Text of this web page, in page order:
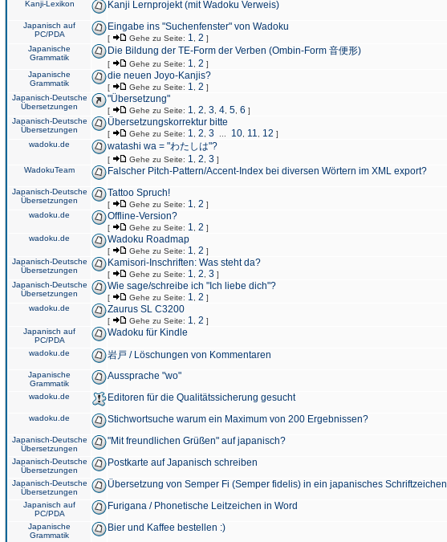
Kanji-Lexikon Kanji Lernprojekt (mit Wadoku Verweis)
Japanisch auf
PC/PDA
Eingabe ins "Suchenfenster" von Wadoku
[ Gehe zu Seite: 1 2 ]
Japanische
Grammatik
Die Bildung der TE-Form der Verben (Ombin-Form 音便形)
[ Gehe zu Seite: 1 2 ]
Japanische
Grammatik
die neuen Joyo-Kanjis?
[ Gehe zu Seite: 1 2 ]
Japanisch-Deutsche
Übersetzungen
"Übersetzung"
[ Gehe zu Seite: 1 2 3 4 5 6 ]
Japanisch-Deutsche
Übersetzungen
Übersetzungskorrektur bitte
[ Gehe zu Seite: 1 2 3 10 11 12 ]
wadoku.de watashi wa = "わたしは"?
[ Gehe zu Seite: 1 2 3 ]
WadokuTeam Falscher Pitch-Pattern/Accent-Index bei diversen Wörtern im XML export?
Japanisch-Deutsche
Übersetzungen
Tattoo Spruch!
[ Gehe zu Seite: 1 2 ]
wadoku.de Offline-Version?
[ Gehe zu Seite: 1 2 ]
wadoku.de Wadoku Roadmap
[ Gehe zu Seite: 1 2 ]
Japanisch-Deutsche
Übersetzungen
Kamisori-Inschriften: Was steht da?
[ Gehe zu Seite: 1 2 3 ]
Japanisch-Deutsche
Übersetzungen
Wie sage/schreibe ich "Ich liebe dich"?
[ Gehe zu Seite: 1 2 ]
wadoku.de Zaurus SL C3200
[ Gehe zu Seite: 1 2 ]
Japanisch auf
PC/PDA
Wadoku für Kindle
wadoku.de 岩戸 / Löschungen von Kommentaren
Japanische
Grammatik
Aussprache "wo"
wadoku.de Editoren für die Qualitätssicherung gesucht
wadoku.de Stichwortsuche warum ein Maximum von 200 Ergebnissen?
Japanisch-Deutsche
Übersetzungen
"Mit freundlichen Grüßen" auf japanisch?
Japanisch-Deutsche
Übersetzungen
Postkarte auf Japanisch schreiben
Japanisch-Deutsche
Übersetzungen
Übersetzung von Semper Fi (Semper fidelis) in ein japanisches Schriftzeichen
Japanisch auf
PC/PDA
Furigana / Phonetische Leitzeichen in Word
Japanische
Grammatik
Bier und Kaffee bestellen :)